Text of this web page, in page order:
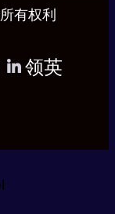
有权利
领英